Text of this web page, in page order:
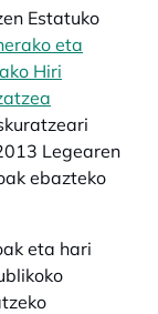
Estatuko
eta
Hiri
Legearen
ebazteko
eta hari